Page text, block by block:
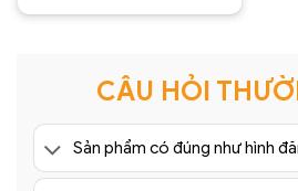
Được
CÂU HỎI
Sản phẩm có đúng như hình